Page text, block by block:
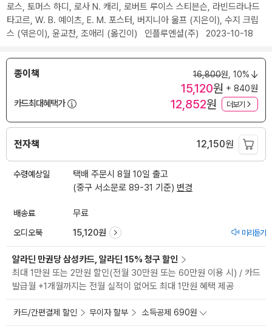
로스, 토머스 하디 , 로사 N. 캐리 , 로버트 루이스 스티븐슨, 라빈드라나드
타고르, W. B. 예이츠, E. M. 포스터, 버지니아 울프 (지은이), 수지 크립
스 (엮은이), 윤교찬, 조애리 (옮긴이) 인플루엔셜(주) 2023-10-18
종이책 16,800원, 10%
15,120원 + 840원
카드최대혜택가
12,852원 더보기
전자책 12,150원
수령예상일
택배 주문시 8월 10일 출고
(중구 서소문로 89-31 기준) 변경
배송료 무료
오디오북 15,120원 미리듣기
알라딘 만권당 삼성카드, 알라딘 15% 청구 할인
최대 1만원 또는 2만원 할인(전월 30만원 또는 60만원 이용 시) / 카드
발급월 +1개월까지는 전월 실적이 없어도 최대 1만원 혜택 제공
카드/간편결제 할인 무이자 할부 소득공제 690원